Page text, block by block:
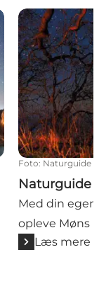
Naturguide
Foto: Naturguide
Naturguide
Med din
opleve Møns
Læs mere